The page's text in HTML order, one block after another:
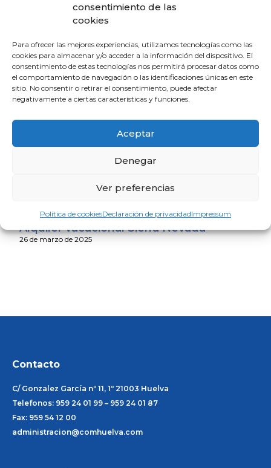
consentimiento de las
cookies
Para ofrecer las mejores experiencias, utilizamos tecnologías como las
cookies para almacenar y/o acceder a la información del dispositivo. El
consentimiento de estas tecnologías nos permitirá procesar datos como
el comportamiento de navegación o las identificaciones únicas en este
sitio. No consentir o retirar el consentimiento, puede afectar
negativamente a ciertas características y funciones.
Aceptar
Denegar
Ver preferencias
Política de cookiesDeclaración de privacidadImpressum
16 de febrero de 2026
ALQUILER PISO ZONA CENTRO
3 de febrero de 2026
ALQUILER DE PISO ZONA CENTRO
profesionales sanitarios – Clínica en
Alquiler vacacional Sierra Nevada
26 de marzo de 2025
Contacto
C/ Gonzalez García nº 11, 1º 21003 Huelva
Telefonos: 959 24 01 99 – 959 24 01 87
Fax: 959 54 12 00
administracion@comhuelva.com